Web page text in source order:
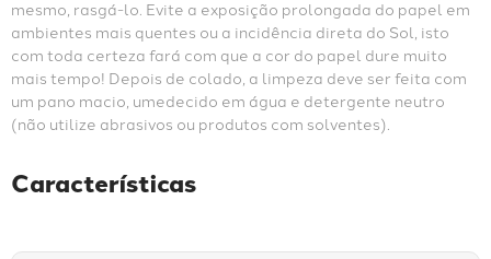
mesmo, rasgá-lo. Evite a exposição prolongada do papel em
ambientes mais quentes ou a incidência direta do Sol, isto
com toda certeza fará com que a cor do papel dure muito
mais tempo! Depois de colado, a limpeza deve ser feita com
um pano macio, umedecido em água e detergente neutro
(não utilize abrasivos ou produtos com solventes).
Características